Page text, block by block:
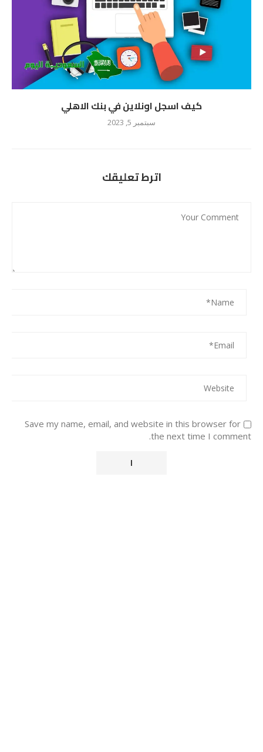
كيف اسجل اونلاين في بنك الاهلي
سبتمبر 5, 2023
اترط تعليقك
Save my name, email, and website in this browser for
the next time I comment.